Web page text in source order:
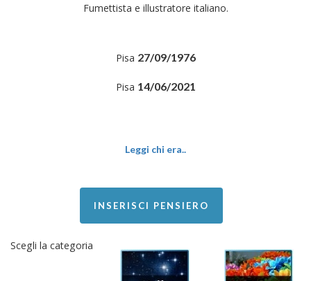
Fumettista e illustratore italiano.
Pisa 27/09/1976
Pisa 14/06/2021
Leggi chi era..
INSERISCI PENSIERO
Scegli la categoria